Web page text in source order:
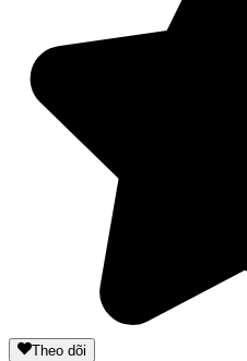
Theo dõi